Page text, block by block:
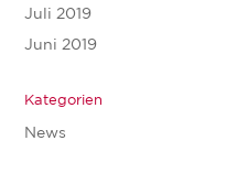
Juli 2019
Juni 2019
Kategorien
News